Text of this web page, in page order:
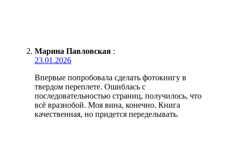
Марина Павловская :
23.01.2026
Впервые попробовала сделать фотокнигу в
твердом переплете. Ошиблась с
последовательностью страниц, получилось, что
всё вразнобой. Моя вина, конечно. Книга
качественная, но придется переделывать.